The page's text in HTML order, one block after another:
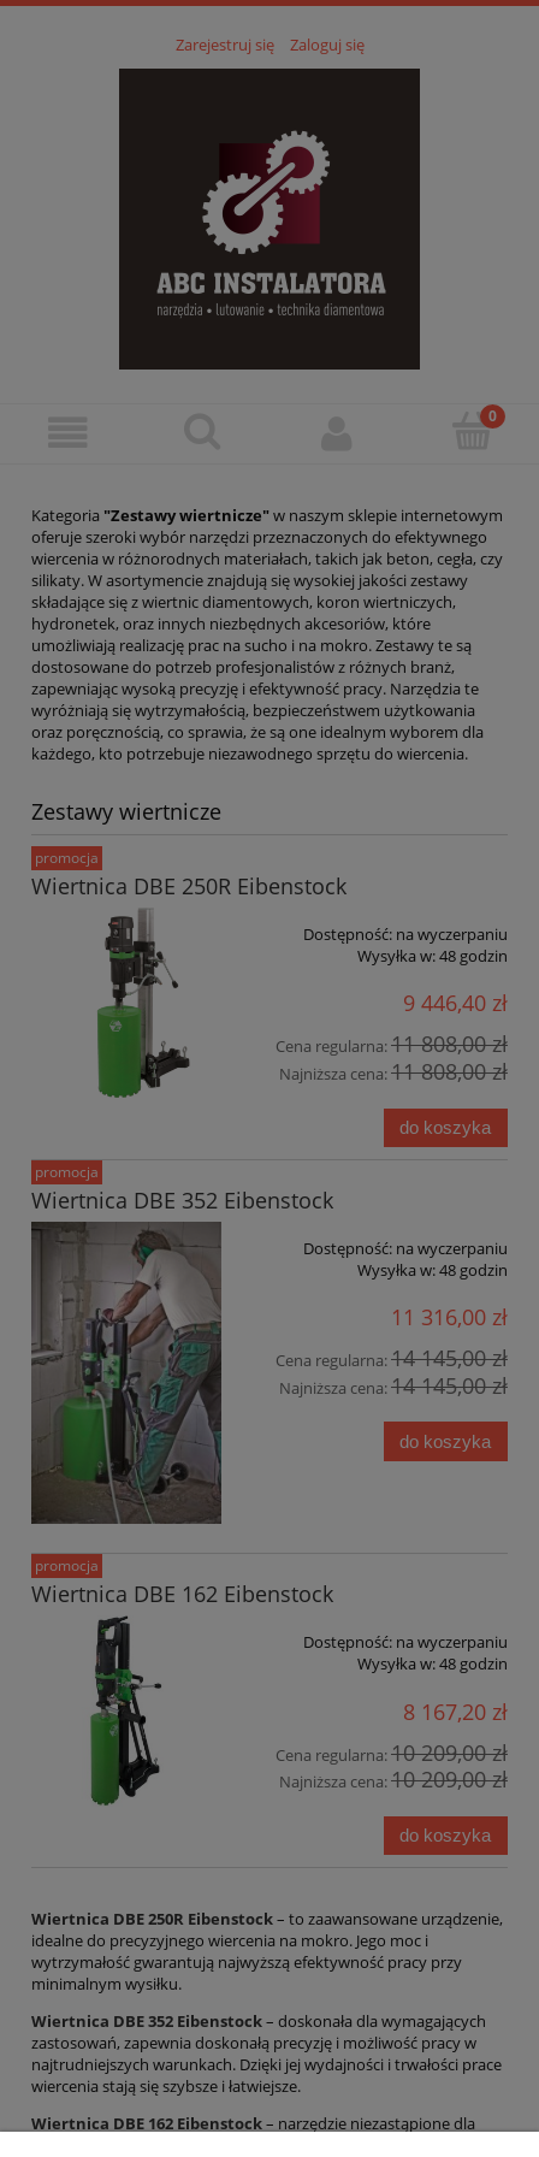
Zarejestruj się Zaloguj się
Kategoria "Zestawy wiertnicze"w naszym sklepie internetowym
oferuje szeroki wybór narzędzi przeznaczonych do efektywnego
wiercenia w różnorodnych materiałach, takich jak beton, cegła, czy
silikaty. W asortymencie znajdują się wysokiej jakości zestawy
składające się z wiertnic diamentowych, koron wiertniczych,
hydronetek, oraz innych niezbędnych akcesoriów, które
umożliwiają realizację prac na sucho i na mokro. Zestawy te są
dostosowane do potrzeb profesjonalistów z różnych branż,
zapewniając wysoką precyzję i efektywność pracy. Narzędzia te
wyróżniają się wytrzymałością, bezpieczeństwem użytkowania
oraz poręcznością, co sprawia, że są one idealnym wyborem dla
każdego, kto potrzebuje niezawodnego sprzętu do wiercenia.
Zestawy wiertnicze
Wiertnica DBE 250R Eibenstock
Dostępność: na wyczerpaniu
Wysyłka w:48 godzin
9 446,40 zł
Cena regularna:11 808,00 zł
Najniższa cena:11 808,00 zł
do koszyka
promocja
Wiertnica DBE 352 Eibenstock
Dostępność: na wyczerpaniu
Wysyłka w:48 godzin
11 316,00 zł
Cena regularna:14 145,00 zł
Najniższa cena:14 145,00 zł
do koszyka
promocja
Wiertnica DBE 162 Eibenstock
Dostępność: na wyczerpaniu
Wysyłka w:48 godzin
8 167,20 zł
Cena regularna:10 209,00 zł
Najniższa cena:10 209,00 zł
do koszyka
promocja
Wiertnica DBE 250R Eibenstock– to zaawansowane urządzenie,
idealne do precyzyjnego wiercenia na mokro. Jego moc i
wytrzymałość gwarantują najwyższą efektywność pracy przy
minimalnym wysiłku.
Wiertnica DBE 352 Eibenstock– doskonała dla wymagających
zastosowań, zapewnia doskonałą precyzję i możliwość pracy w
najtrudniejszych warunkach. Dzięki jej wydajności i trwałości prace
wiercenia stają się szybsze i łatwiejsze.
Wiertnica DBE 162 Eibenstock– narzędzie niezastąpione dla